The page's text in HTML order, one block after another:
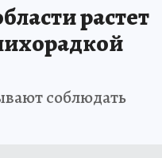
растет
соблюдать